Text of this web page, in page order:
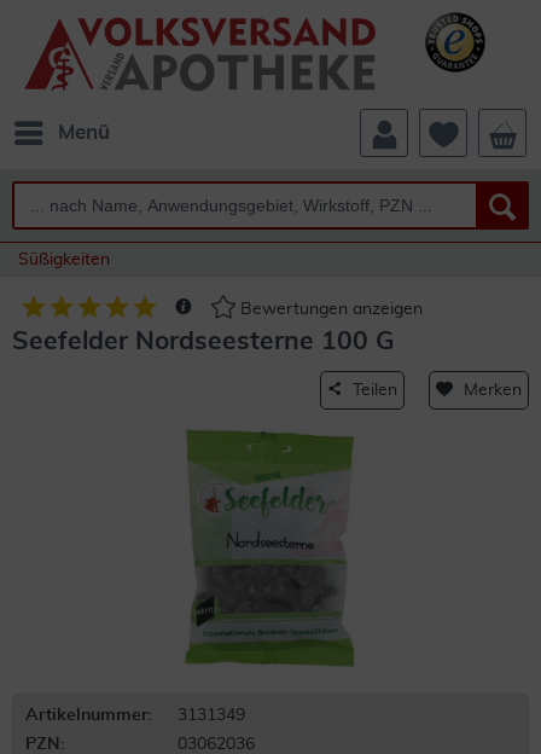
Menü
Süßigkeiten
Bewertungen anzeigen
Seefelder Nordseesterne 100 G
Teilen Merken
Artikelnummer:
3131349
PZN:
03062036